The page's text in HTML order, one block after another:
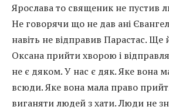
Ярослава то священик не пустив
Не говорячи що не дав ані
навіть не відправив Парастас. Ще
Оксана прийти хворою і
не є дяком. У нас є дяк. Яке вона
всюди. Яке вона мала право
виганяти людей з хати. Люди не